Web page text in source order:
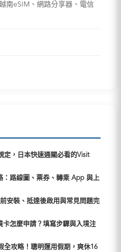
南eSIM、網路分享器、電信
定，日本快速通關必看的Visit
：路線圖、票券、轉乘 App 與上
安裝、抵達後啟用與常見問題完
卡怎麼申請？填寫步驟與入境注
全攻略！聰明運用假期，爽休16